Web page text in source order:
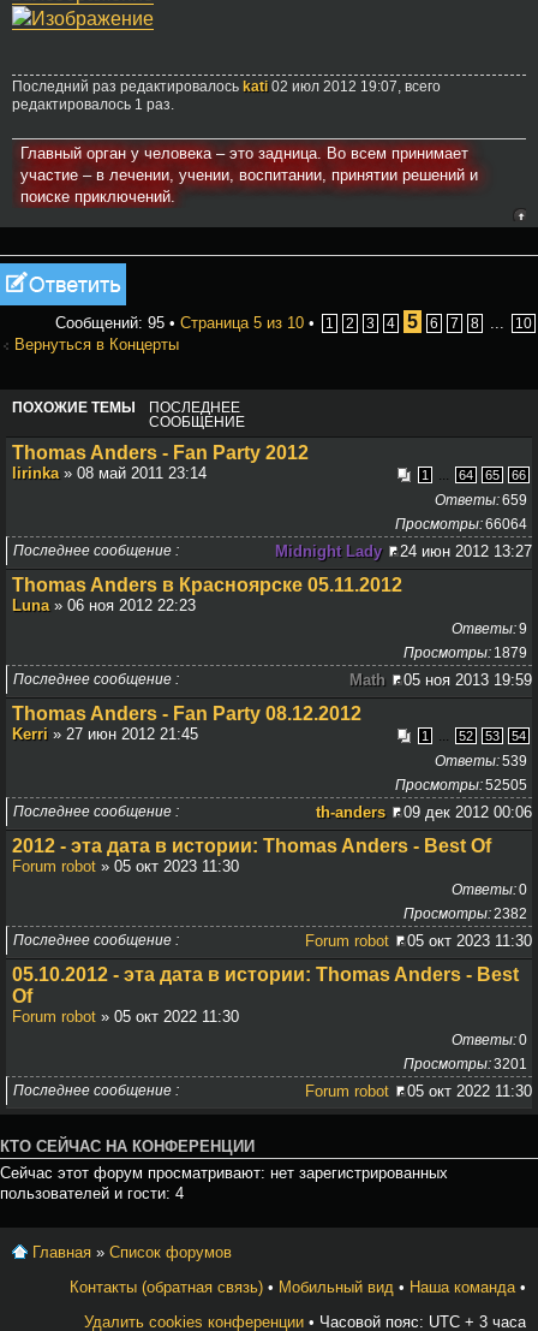
Последний раз редактировалось kati 02 июл 2012 19:07, всего
редактировалось 1 раз.
Главный орган у человека – это задница. Во всем принимает
участие – в лечении, учении, воспитании, принятии решений и
поиске приключений.
Ответить
Сообщений: 95 • Страница 5 из 10 • 1 2 3 4 5 6 7 8 10
Вернуться в Концерты
ПОХОЖИЕ ТЕМЫ
ПОСЛЕДНЕЕ
СООБЩЕНИЕ
Thomas Anders - Fan Party 2012
1 ... 64 65 66
lirinka » 08 май 2011 23:14
659
Ответы
66064
Просмотры
Последнее сообщение
Midnight Lady 24 июн 2012 13:27
Thomas Anders в Красноярске 05.11.2012
Luna » 06 ноя 2012 22:23
9
Ответы
1879
Просмотры
Последнее сообщение
Math 05 ноя 2013 19:59
Thomas Anders - Fan Party 08.12.2012
1 ... 52 53 54
Kerri » 27 июн 2012 21:45
539
Ответы
52505
Просмотры
Последнее сообщение
th-anders 09 дек 2012 00:06
2012 - эта дата в истории: Thomas Anders - Best Of
Forum robot » 05 окт 2023 11:30
0
Ответы
2382
Просмотры
Последнее сообщение
Forum robot 05 окт 2023 11:30
05.10.2012 - эта дата в истории: Thomas Anders - Best
Of
Forum robot » 05 окт 2022 11:30
0
Ответы
3201
Просмотры
Последнее сообщение
Forum robot 05 окт 2022 11:30
КТО СЕЙЧАС НА КОНФЕРЕНЦИИ
Сейчас этот форум просматривают: нет зарегистрированных
пользователей и гости: 4
Главная » Список форумов
Контакты (обратная связь) • Мобильный вид • Наша команда •
Удалить cookies конференции • Часовой пояс: UTC + 3 часа